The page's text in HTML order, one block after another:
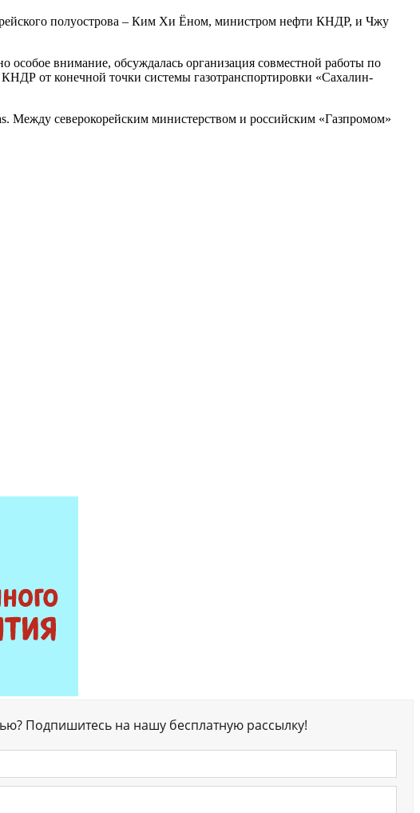
полуострова – Ким Хи Ёном, министром нефти КНДР, и Чжу
особое внимание, обсуждалась организация совместной работы по
от конечной точки системы газотранспортировки «Сахалин-
Между северокорейским министерством и российским «Газпромом»
Подпишитесь на нашу бесплатную рассылку!